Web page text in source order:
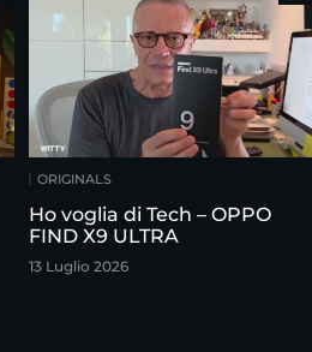
ORIGINALS
Ho voglia di Tech – OPPO
FIND X9 ULTRA
13 Luglio 2026